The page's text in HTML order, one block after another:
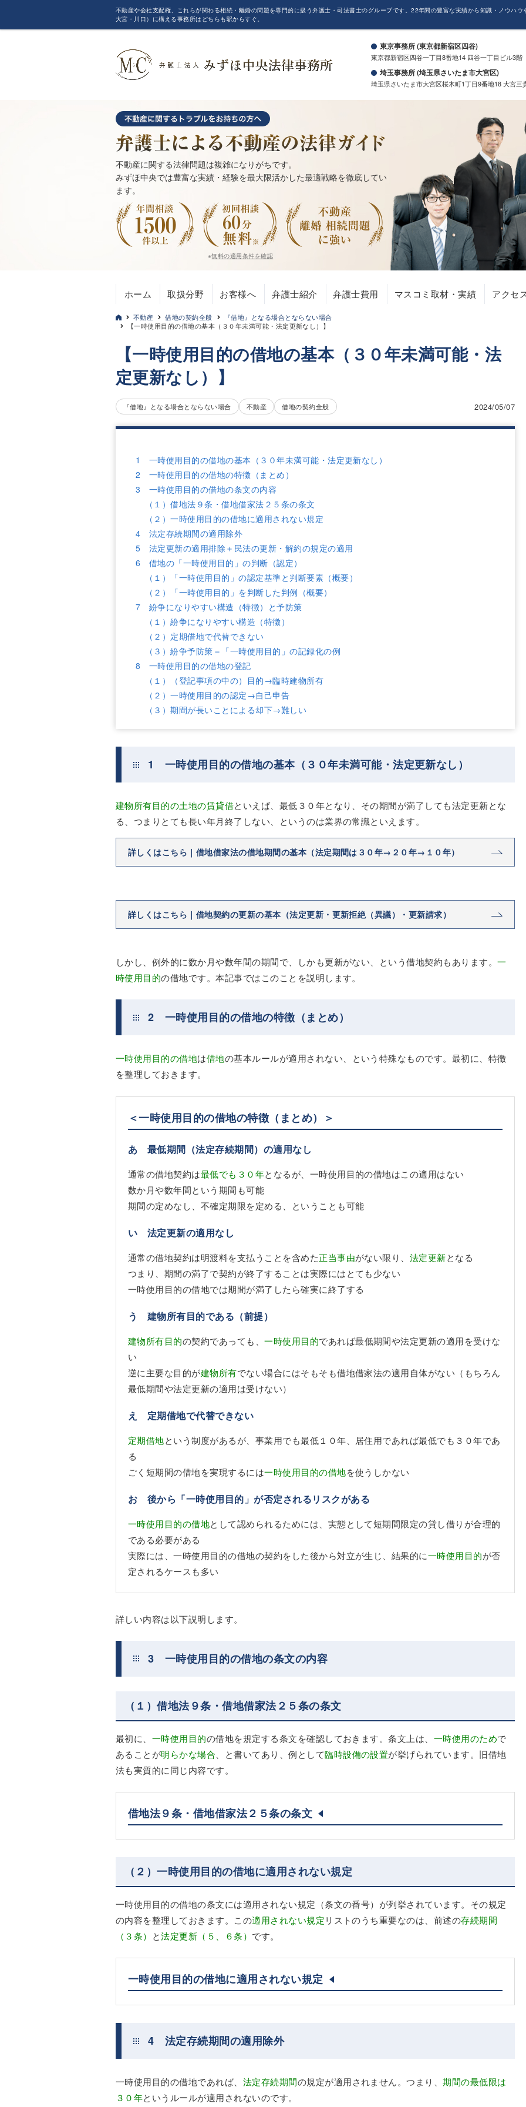
不動産や会社支配権、これらが関わる相続・離婚の問題を専門的に扱う弁護士・司法書士のグループです。22年間の豊富な実績から知識・ノウハ
大宮・川口）に構える事務所はどちらも駅からすぐ。
東京事務所 (東京都新宿区四谷)
東京都新宿区四谷一丁目8番地14 四谷一丁目ビル3階
埼玉事務所 (埼玉県さいたま市大宮区)
埼玉県さいたま市大宮区桜木町1丁目9番地18 大宮三
不動産に関する法律問題は複雑になりがちです。
みずほ中央では豊富な実績・経験を最大限活かした最適戦略を徹底してい
ます。
※無料の適用条件を確認
ホーム 取扱分野 お客様へ 弁護士紹介 弁護士費用 マスコミ取材・実績 アクセ
不動産 借地の契約全般
『借地』となる場合とならない場合
【一時使用目的の借地の基本（３０年未満可能・法定更新なし）】
【一時使用目的の借地の基本（３０年未満可能・法
定更新なし）】
『借地』となる場合とならない場合 不動産 借地の契約全般 2024/05/07
1 一時使用目的の借地の基本（３０年未満可能・法定更新なし）
2 一時使用目的の借地の特徴（まとめ）
3 一時使用目的の借地の条文の内容
（１）借地法９条・借地借家法２５条の条文
（２）一時使用目的の借地に適用されない規定
4 法定存続期間の適用除外
5 法定更新の適用排除＋民法の更新・解約の規定の適用
6 借地の「一時使用目的」の判断（認定）
（１）「一時使用目的」の認定基準と判断要素（概要）
（２）「一時使用目的」を判断した判例（概要）
7 紛争になりやすい構造（特徴）と予防策
（１）紛争になりやすい構造（特徴）
（２）定期借地で代替できない
（３）紛争予防策＝「一時使用目的」の記録化の例
8 一時使用目的の借地の登記
（１）（登記事項の中の）目的→臨時建物所有
（２）一時使用目的の認定→自己申告
（３）期間が長いことによる却下→難しい
1 一時使用目的の借地の基本（３０年未満可能・法定更新なし）
建物所有目的の土地の賃貸借といえば、最低３０年となり、その期間が満了しても法定更新とな
る、つまりとても長い年月終了しない、というのは業界の常識といえます。
詳しくはこちら｜借地借家法の借地期間の基本（法定期間は３０年→２０年→１０年）
詳しくはこちら｜借地契約の更新の基本（法定更新・更新拒絶（異議）・更新請求）
しかし、例外的に数か月や数年間の期間で、しかも更新がない、という借地契約もあります。一
時使用目的の借地です。本記事ではこのことを説明します。
2 一時使用目的の借地の特徴（まとめ）
一時使用目的の借地は借地の基本ルールが適用されない、という特殊なものです。最初に、特徴
を整理しておきます。
＜一時使用目的の借地の特徴（まとめ）＞
あ 最低期間（法定存続期間）の適用なし
通常の借地契約は最低でも３０年となるが、一時使用目的の借地はこの適用はない
数か月や数年間という期間も可能
期間の定めなし、不確定期限を定める、ということも可能
い 法定更新の適用なし
通常の借地契約は明渡料を支払うことを含めた正当事由がない限り、 法定更新となる
つまり、期間の満了で契約が終了することは実際にはとても少ない
一時使用目的の借地では期間が満了したら確実に終了する
う 建物所有目的である（前提）
建物所有目的の契約であっても、一時使用目的であれば最低期間や法定更新の適用を受けな
い
逆に主要な目的が建物所有でない場合にはそもそも借地借家法の適用自体がない（もちろん
最低期間や法定更新の適用は受けない）
え 定期借地で代替できない
定期借地という制度があるが、事業用でも最低１０年、居住用であれば最低でも３０年であ
る
ごく短期間の借地を実現するには一時使用目的の借地を使うしかない
お 後から「一時使用目的」が否定されるリスクがある
一時使用目的の借地として認められるためには、実態として短期間限定の貸し借りが合理的
である必要がある
実際には、一時使用目的の借地の契約をした後から対立が生じ、結果的に一時使用目的が否
定されるケースも多い
詳しい内容は以下説明します。
3 一時使用目的の借地の条文の内容
（１）借地法９条・借地借家法２５条の条文
最初に、 一時使用目的の借地を規定する条文を確認しておきます。条文上は、 一時使用のためで
あることが明らかな場合 、と書いてあり、例として臨時設備の設置が挙げられています。旧借地
法も実質的に同じ内容です。
借地法９条・借地借家法２５条の条文
（２）一時使用目的の借地に適用されない規定
一時使用目的の借地の条文には適用されない規定（条文の番号）が列挙されています。その規定
の内容を整理しておきます。この適用されない規定リストのうち重要なのは、前述の存続期間
（３条） と法定更新（５、６条） です。
一時使用目的の借地に適用されない規定
4 法定存続期間の適用除外
一時使用目的の借地であれば、 法定存続期間の規定が適用されません。つまり、期間の最低限は
３０年というルールが適用されないのです。